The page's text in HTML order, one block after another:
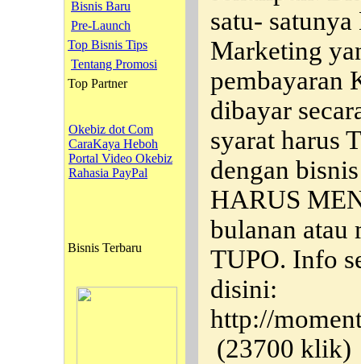
Bisnis Baru
Pre-Launch
Top Bisnis Tips
Tentang Promosi
Top Partner
Okebiz dot Com
CaraKaya Heboh
Portal Video Okebiz
Rahasia PayPal
Bisnis Terbaru
satu-
Marketing
pembayaran
dibayar
syarat harus
dengan
HARUS
bulanan atau
TUPO. Info
disini:
http://
(23700 klik)